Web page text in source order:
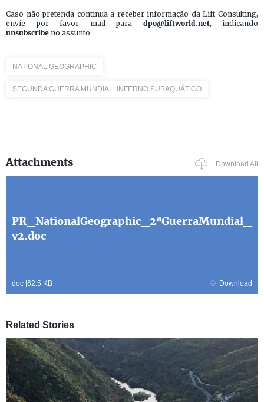
Caso não pretenda continua a receber informação da Lift Consulting,
envie por favor mail para dpo@liftworld.net, indicando
unsubscribe no assunto.
NATIONAL GEOGRAPHIC
SEGUNDA GUERRA MUNDIAL: INFERNO SUBAQUÁTICO
Attachments Download All
PR_NationalGeographic_2ªGuerraMundial_
v2.doc
doc |62.5 KB Download
Related Stories